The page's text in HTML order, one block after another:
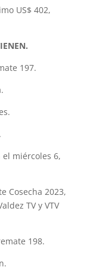
US$ 402,
197.
miércoles 6,
Cosecha 2023,
TV y VTV
198.